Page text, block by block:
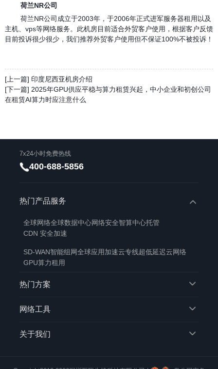
荷兰NR公司
荷兰NR公司成立于2003年，于2006年正式进军服务器租用以及
主机、vps等网络服务。此机房目前适合外贸客户使用，根据客户反馈
目前投诉很少很少，我们推荐外贸客户使用但不保证100%不被投诉！
[上一篇] 印度尼西亚机房介绍
[下一篇] 2025年GPU供应平稳与算力租赁兴起，中小企业和初创公司
在租赁AI算力时应注意什么
7x24小时免费热线
400-688-5856
热门产品服务
全球网络全球数据中心网络安全智算中心托管
CDN 安全加速
SD-WAN智能组网全球应用加速云专线超低延迟云网络
GPU算力租用
热门方案
网络工具
关于我们